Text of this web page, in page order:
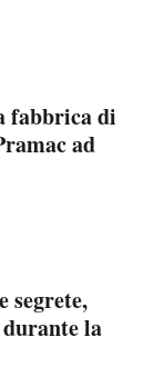
fabbrica di
ad
segrete,
la